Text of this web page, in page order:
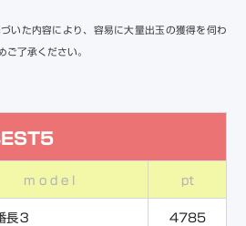
いた内容により、容易に大量出玉の獲得を伺わ
ご了承ください。
m o d e l pt
長３ 4785